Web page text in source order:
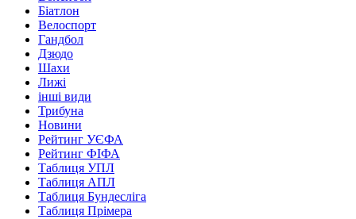
Біатлон
Велоспорт
Гандбол
Дзюдо
Шахи
Лижі
інші види
Трибуна
Новини
Рейтинг УЄФА
Рейтинг ФІФА
Таблиця УПЛ
Таблиця АПЛ
Таблиця Бундесліга
Таблиця Прімера